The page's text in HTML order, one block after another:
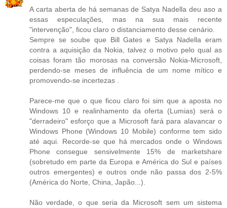
A carta aberta de há semanas de Satya Nadella deu aso a
essas especulações, mas na sua mais recente
"intervenção", ficou claro o distanciamento desse cenário.
Sempre se soube que Bill Gates e Satya Nadella eram
contra a aquisição da Nokia, talvez o motivo pelo qual as
coisas foram tão morosas na conversão Nokia-Microsoft,
perdendo-se meses de influência de um nome mítico e
promovendo-se incertezas .
Parece-me que o que ficou claro foi sim que a aposta no
Windows 10 e realinhamento da oferta (Lumias) será o
"derradeiro" esforço que a Microsoft fará para alavancar o
Windows Phone (Windows 10 Mobile) conforme tem sido
até aqui. Recorde-se que há mercados onde o Windows
Phone consegue sensivelmente 15% de marketshare
(sobretudo em parte da Europa e América do Sul e países
outros emergentes) e outros onde não passa dos 2-5%
(América do Norte, China, Japão...).
Não verdade, o que seria da Microsoft sem um sistema